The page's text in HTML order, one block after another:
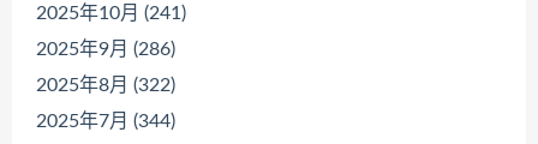
2025年10月 (241)
2025年9月 (286)
2025年8月 (322)
2025年7月 (344)